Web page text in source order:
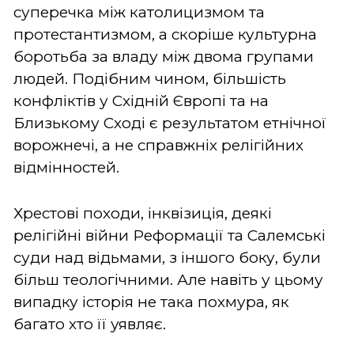
суперечка між католицизмом та
протестантизмом, а скоріше культурна
боротьба за владу між двома групами
людей. Подібним чином, більшість
конфліктів у Східній Європі та на
Близькому Сході є результатом етнічної
ворожнечі, а не справжніх релігійних
відмінностей.
Хрестові походи, інквізиція, деякі
релігійні війни Реформації та Салемські
суди над відьмами, з іншого боку, були
більш теологічними. Але навіть у цьому
випадку історія не така похмура, як
багато хто її уявляє.